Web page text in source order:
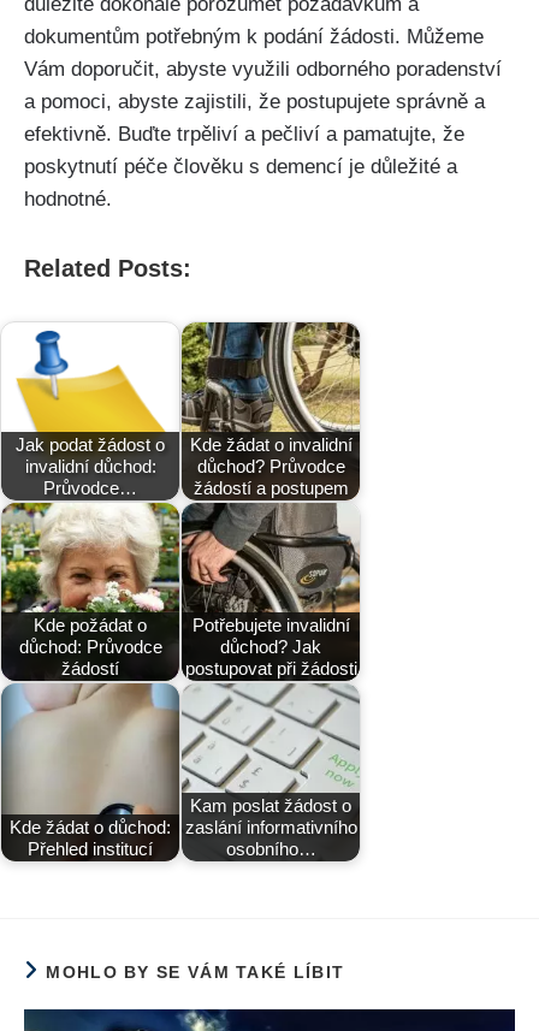
důležité dokonale porozumět požadavkům a
dokumentům potřebným k podání žádosti. Můžeme
Vám doporučit, abyste využili odborného poradenství
a pomoci, abyste zajistili, že postupujete správně a
efektivně. Buďte trpěliví a pečliví a pamatujte, že
poskytnutí péče člověku s demencí je důležité a
hodnotné.
Related Posts:
Jak podat žádost o
invalidní důchod:
Průvodce…
Kde žádat o invalidní
důchod? Průvodce
žádostí a postupem
Kde požádat o
důchod: Průvodce
žádostí
Potřebujete invalidní
důchod? Jak
postupovat při žádosti
Kde žádat o důchod:
Přehled institucí
Kam poslat žádost o
zaslání informativního
osobního…
MOHLO BY SE VÁM TAKÉ LÍBIT